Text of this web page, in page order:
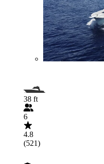
38 ft
6
4.8
(521)